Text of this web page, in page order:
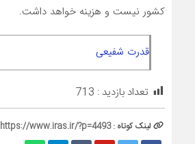
کشور نیست و هزینه خواهد داشت.
قدرت شفیعی
تعداد بازدید : 713
لینک کوتاه :https://www.iras.ir/?p=4493